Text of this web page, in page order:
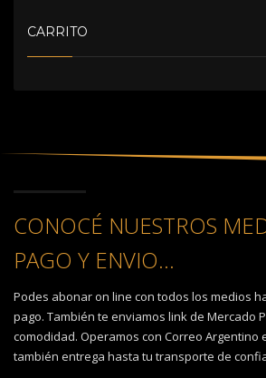
CARRITO
CONOCÉ NUESTROS
PAGO Y ENVIO...
Podes abonar on line con todos los medios
pago. También te enviamos link de Mercado
comodidad. Operamos con Correo Argentino
también entrega hasta tu transporte de